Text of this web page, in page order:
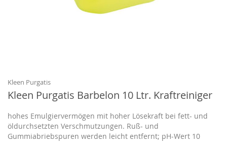
Bildgalerie
springen
Kleen Purgatis
Kleen Purgatis Barbelon 10 Ltr. Kraftreiniger
hohes Emulgiervermögen mit hoher Lösekraft bei fett- und
öldurchsetzten Verschmutzungen. Ruß- und
Gummiabriebspuren werden leicht entfernt; pH-Wert 10